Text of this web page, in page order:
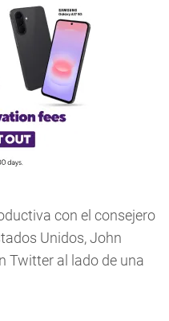
con el consejero
Unidos, John
Twitter al lado de una